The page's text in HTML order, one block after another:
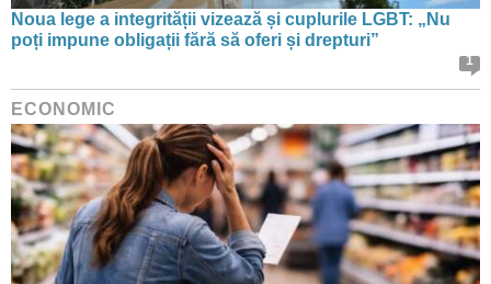
Noua lege a integrității vizează și cuplurile LGBT: „Nu
poți impune obligații fără să oferi și drepturi”
1
ECONOMIC